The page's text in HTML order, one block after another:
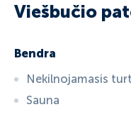
Viešbučio
Bendra
Nekilnojamasis
Sauna